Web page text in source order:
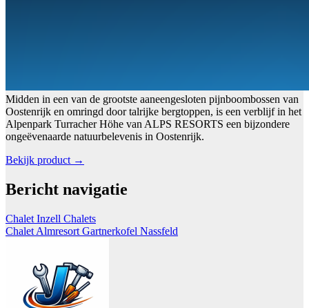
Midden in een van de grootste aaneengesloten pijnboombossen van
Oostenrijk en omringd door talrijke bergtoppen, is een verblijf in het
Alpenpark Turracher Höhe van ALPS RESORTS een bijzondere
ongeëvenaarde natuurbelevenis in Oostenrijk.
Bekijk product →
Bericht navigatie
Chalet Inzell Chalets
Chalet Almresort Gartnerkofel Nassfeld